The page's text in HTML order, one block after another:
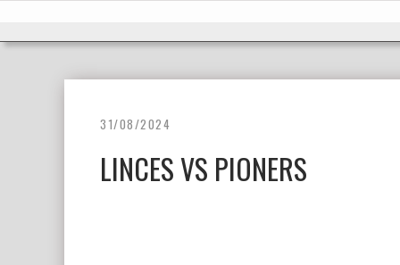
31/08/2024
LINCES VS PIONERS